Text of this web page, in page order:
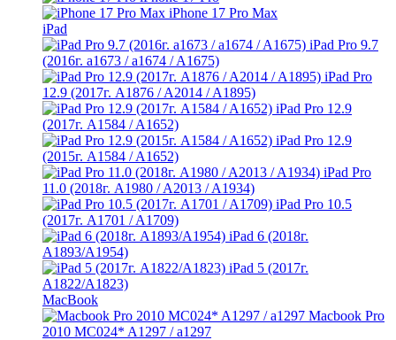
iPhone 17 Pro Max
iPad
iPad Pro 9.7
(2016г. a1673 / a1674 / A1675)
iPad Pro
12.9 (2017г. A1876 / A2014 / A1895)
iPad Pro 12.9
(2017г. A1584 / A1652)
iPad Pro 12.9
(2015г. A1584 / A1652)
iPad Pro
11.0 (2018г. A1980 / A2013 / A1934)
iPad Pro 10.5
(2017г. A1701 / A1709)
iPad 6 (2018г.
A1893/A1954)
iPad 5 (2017г.
A1822/A1823)
MacBook
Macbook Pro
2010 MC024* A1297 / a1297